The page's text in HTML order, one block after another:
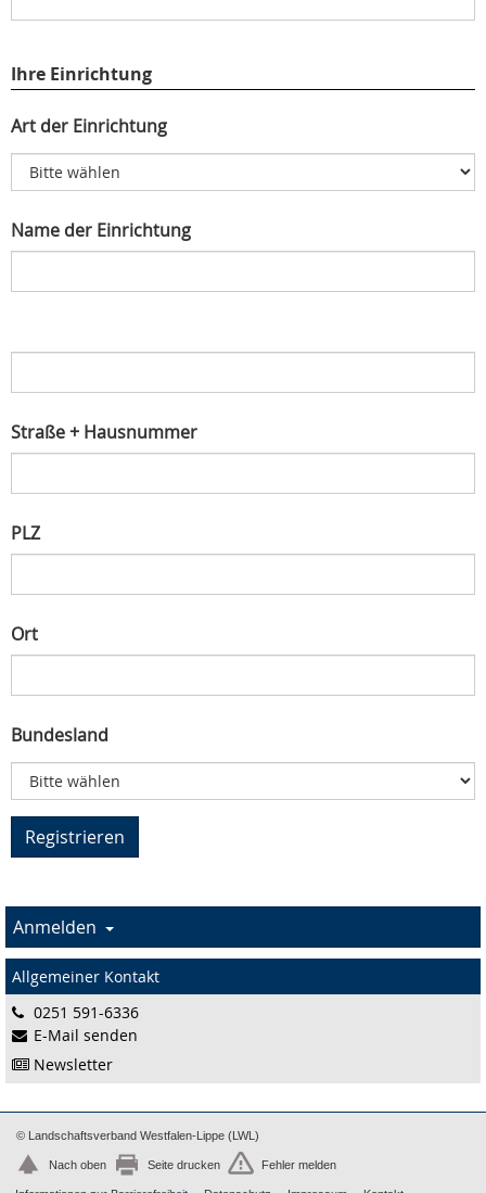
Ihre Einrichtung
Art der Einrichtung
Name der Einrichtung
Straße + Hausnummer
PLZ
Ort
Bundesland
Anmelden
Allgemeiner Kontakt
0251 591-6336
E-Mail senden
Newsletter
© Landschaftsverband Westfalen-Lippe (LWL)
Nach oben Seite drucken Fehler melden